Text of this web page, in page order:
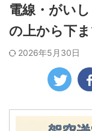
電線・がい
の上から下
2026年5月30日